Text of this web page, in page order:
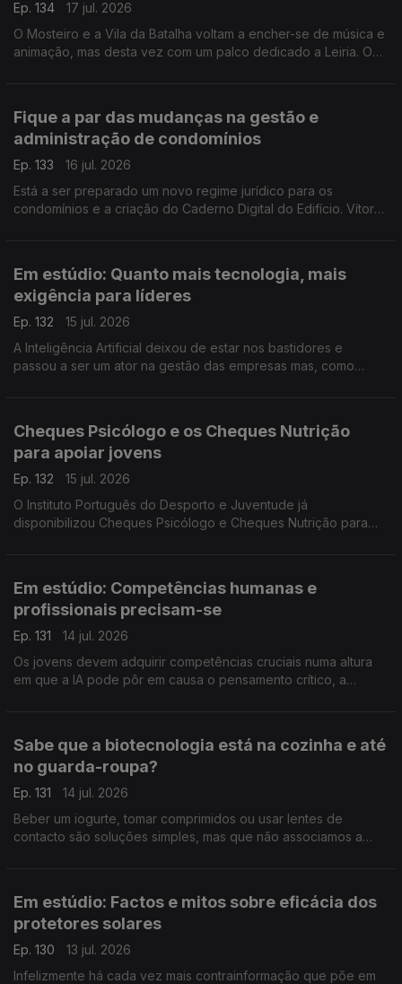
Ep. 134
17 jul. 2026
O Mosteiro e a Vila da Batalha voltam a encher-se de música e
animação, mas desta vez com um palco dedicado a Leiria. O
Fique a par das mudanças na gestão e
administração de condomínios
Ep. 133
16 jul. 2026
Está a ser preparado um novo regime jurídico para os
condomínios e a criação do Caderno Digital do Edifício. Vítor
Em estúdio: Quanto mais tecnologia, mais
exigência para líderes
Ep. 132
15 jul. 2026
A Inteligência Artificial deixou de estar nos bastidores e
passou a ser um ator na gestão das empresas mas, como
Cheques Psicólogo e os Cheques Nutrição
para apoiar jovens
Ep. 132
15 jul. 2026
O Instituto Português do Desporto e Juventude já
disponibilizou Cheques Psicólogo e Cheques Nutrição para
Em estúdio: Competências humanas e
profissionais precisam-se
Ep. 131
14 jul. 2026
Os jovens devem adquirir competências cruciais numa altura
em que a IA pode pôr em causa o pensamento crítico, a
Sabe que a biotecnologia está na cozinha e até
no guarda-roupa?
Ep. 131
14 jul. 2026
Beber um iogurte, tomar comprimidos ou usar lentes de
contacto são soluções simples, mas que não associamos a
Em estúdio: Factos e mitos sobre eficácia dos
protetores solares
Ep. 130
13 jul. 2026
Infelizmente há cada vez mais contrainformação que põe em